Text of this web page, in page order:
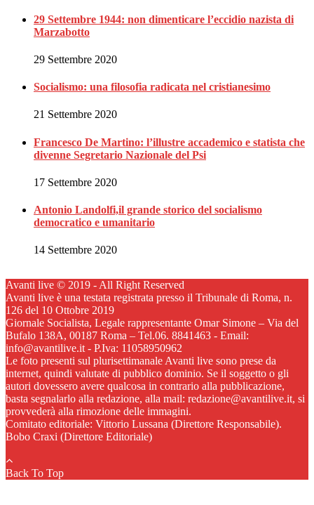
29 Settembre 1944: non dimenticare l’eccidio nazista di
Marzabotto
29 Settembre 2020
Socialismo: una filosofia radicata nel cristianesimo
21 Settembre 2020
Francesco De Martino: l’illustre accademico e statista che
divenne Segretario Nazionale del Psi
17 Settembre 2020
Antonio Landolfi,il grande storico del socialismo
democratico e umanitario
14 Settembre 2020
Avanti live © 2019 - All Right Reserved
Avanti live è una testata registrata presso il Tribunale di Roma, n.
126 del 10 Ottobre 2019
Giornale Socialista, Legale rappresentante Omar Simone – Via del
Bufalo 138A, 00187 Roma – Tel.06. 8841463 - Email:
info@avantilive.it - P.Iva: 11058950962
Le foto presenti sul plurisettimanale Avanti live sono prese da
internet, quindi valutate di pubblico dominio. Se il soggetto o gli
autori dovessero avere qualcosa in contrario alla pubblicazione,
basta segnalarlo alla redazione, alla mail: redazione@avantilive.it, si
provvederà alla rimozione delle immagini.
Comitato editoriale: Vittorio Lussana (Direttore Responsabile).
Bobo Craxi (Direttore Editoriale)
Back To Top